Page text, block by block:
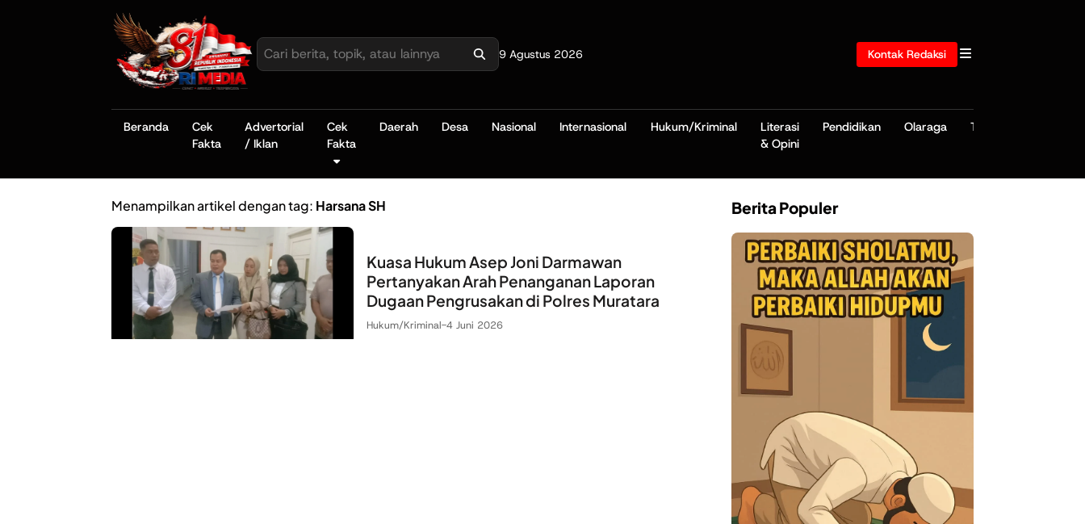
9 Agustus 2026 Kontak Redaksi
Beranda
Cek
Fakta
Advertorial
/ Iklan
Cek
Fakta
Daerah Desa Nasional Internasional Hukum/Kriminal
Literasi
& Opini
Pendidikan Olaraga TNI/POLRI
Menampilkan artikel dengan tag: Harsana SH
Kuasa Hukum Asep Joni Darmawan
Pertanyakan Arah Penanganan Laporan
Dugaan Pengrusakan di Polres Muratara
Hukum/Kriminal-4 Juni 2026
Berita Populer